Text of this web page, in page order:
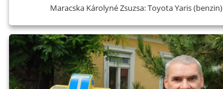
Maracska Károlyné Zsuzsa: Toyota Yaris (benzin)